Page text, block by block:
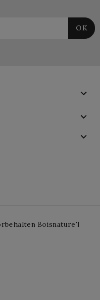



Boisnature'l